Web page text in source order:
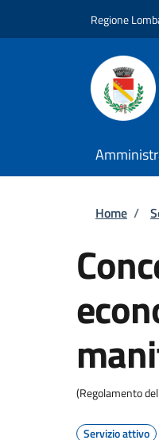
Regione
Home /
(Regolamento
Servizio attivo